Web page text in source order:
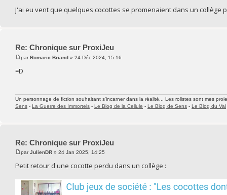
J'ai eu vent que quelques cocottes se promenaient dans un
Re: Chronique sur ProxiJeu
parRomaric Briand » 24 Déc 2024, 15:16
=D
Un personnage de fiction souhaitant s'incarner dans la réalité... Les rolistes sont mes
Sens - La Guerre des Immortels - Le Blog de la Cellule - Le Blog de Sens - Le Blog du Val
Re: Chronique sur ProxiJeu
parJulienDR » 24 Jan 2025, 14:25
Petit retour d'une cocotte perdu dans un collège :